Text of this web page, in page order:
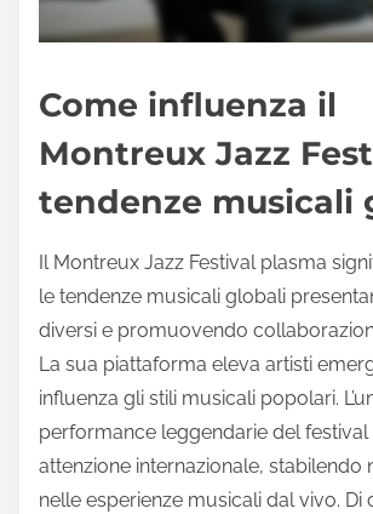
Come influenza il
Montreux Jazz
tendenze musicali
Il Montreux Jazz Festival plasma
le tendenze musicali globali
diversi e promuovendo
La sua piattaforma eleva artisti
influenza gli stili musicali popolari.
performance leggendarie del festival
attenzione internazionale, stabilendo
nelle esperienze musicali dal vivo. Di